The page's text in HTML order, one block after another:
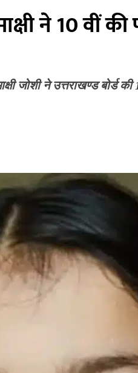
ने 10 वीं की
जोशी ने उत्तराखण्ड बोर्ड की